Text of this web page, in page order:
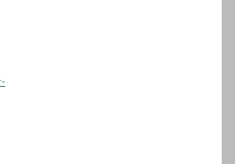
-